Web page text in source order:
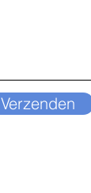
Verzenden